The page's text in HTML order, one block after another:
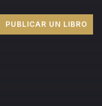
PUBLICAR UN LIBRO